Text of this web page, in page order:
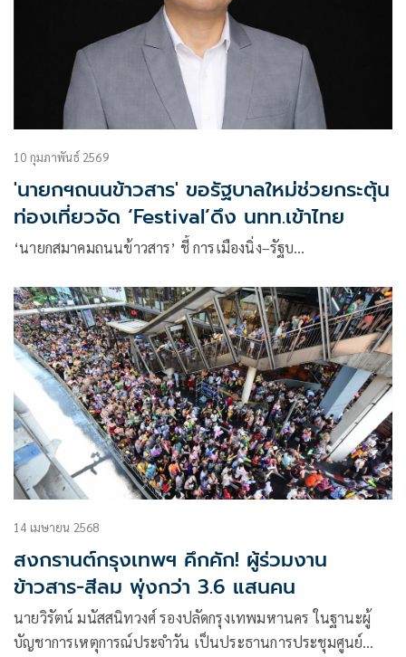
10 กุมภาพันธ์ 2569
'นายกฯถนนข้าวสาร' ขอรัฐบาลใหม่ช่วยกระตุ้น
ท่องเที่ยวจัด ‘Festival’ดึง นทท.เข้าไทย
‘นายกสมาคมถนนข้าวสาร’ ชี้ การเมืองนิ่ง–รัฐบ…
14 เมษายน 2568
สงกรานต์กรุงเทพฯ คึกคัก! ผู้ร่วมงาน
ข้าวสาร-สีลม พุ่งกว่า 3.6 แสนคน
นายวิรัตน์ มนัสสนิทวงศ์ รองปลัดกรุงเทพมหานคร ในฐานะผู้
บัญชาการเหตุการณ์ประจำวัน เป็นประธานการประชุมศูนย์